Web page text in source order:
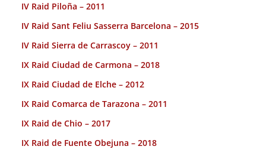
IV Raid Piloña – 2011
IV Raid Sant Feliu Sasserra Barcelona – 2015
IV Raid Sierra de Carrascoy – 2011
IX Raid Ciudad de Carmona – 2018
IX Raid Ciudad de Elche – 2012
IX Raid Comarca de Tarazona – 2011
IX Raid de Chio – 2017
IX Raid de Fuente Obejuna – 2018